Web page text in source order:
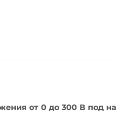
от 0 до 300 В под